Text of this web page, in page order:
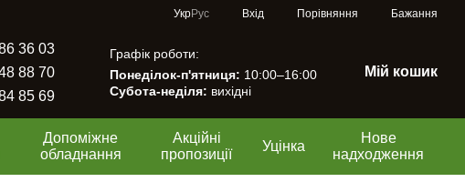
УкрРус Вхід Порівняння Бажання
36 03
88 70
85 69
Графік роботи:
Понеділок-п'ятниця: 10:00–16:00
Субота-неділя: вихідні
Мій кошик
Допоміжне
обладнання
Акційні
пропозиції
Уцінка
Нове
надходження